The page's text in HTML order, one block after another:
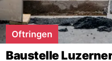
Oftringen
Baustelle